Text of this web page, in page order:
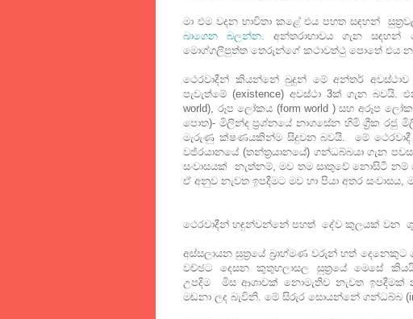
මා එම වදන භාවිතා කළේ එය පහත සඳහන්
බාගෙන බලන්න. අන්තරාභාවය ගැන
මොග්ගලීපුත්ත තෙරුන්ගේ කථාවත්ථු පොතේ එය
ථෙරවාදීන් කියන්නේ බුදුන් මේ අන්තර්
පැවැත්මේ (existence) අවස්ථා 3ක් ගැන
world), රූප ලෝකය (form world ) සහ අරූප
පොත)- මිලින්ද ප්‍රශ්නයේ නාගසේන හිමි ග්‍රීක රජු
මැරුණු ක්ෂණයකින්ම සිදුවන බවයි. මේ ථෙරවාදී
වජ්රයානයේ (තන්ත්‍රයානයේ) ගන්ධබ්බයා ගැන
සංවාසයක් නැත්නම්, මව තම සෘතුවේ නොසිටී නම්
ඒ අනුව නැවත ඉපදීමට මව හා පියා අතර
ථෙරවාදීන් හඳුන්වන්නේ පහත් දේව කුලයක් වන
අස්සලායන සුත්‍රයේ බ්‍රාහ්මණ වරුන් හත්
වච්ඡට දෙසන කුතුහලාසල සුත්‍රයේ මෙසේ
උපදිම මිස ආශාවක් නොමැතිව නැවත ඉපදීමක්
මඬනා ලද බැවිනි. මේ සිරුර සොයන්නේ ගන්ධබ්බ